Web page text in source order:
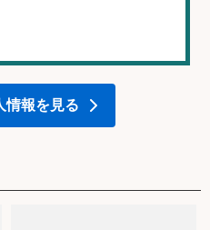
情報を見る